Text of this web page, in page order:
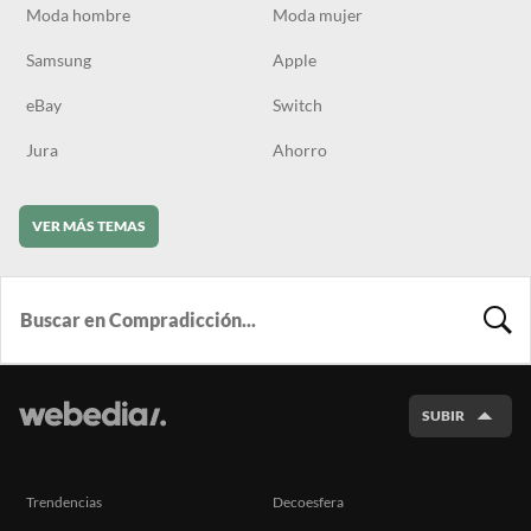
Moda hombre Moda mujer
Samsung Apple
eBay Switch
Jura Ahorro
VER MÁS TEMAS
SUBIR
Trendencias Decoesfera